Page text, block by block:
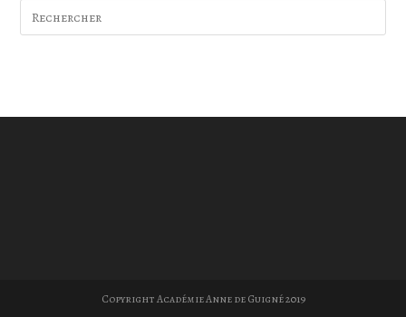
Copyright Académie Anne de Guigné 2019